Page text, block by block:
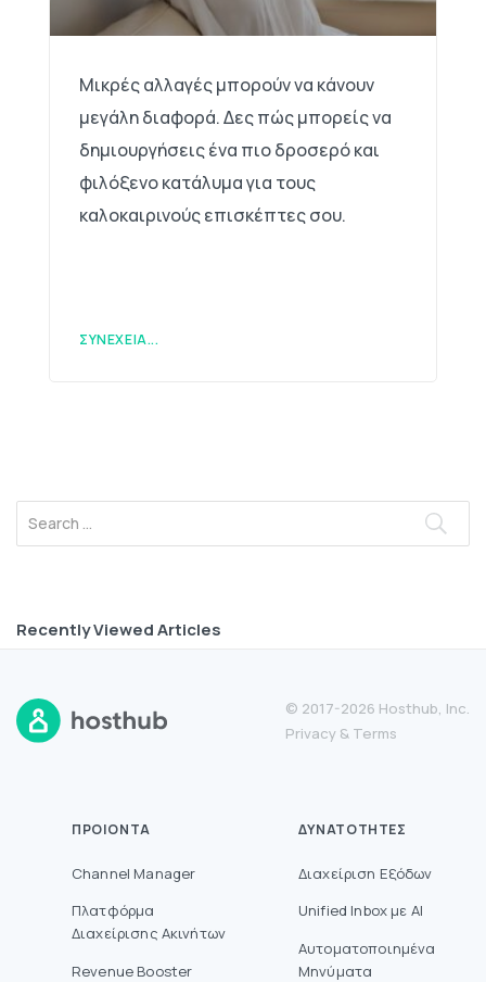
Μικρές αλλαγές μπορούν να κάνουν
μεγάλη διαφορά. Δες πώς μπορείς να
δημιουργήσεις ένα πιο δροσερό και
φιλόξενο κατάλυμα για τους
καλοκαιρινούς επισκέπτες σου.
ΣΥΝΈΧΕΙΑ...
Recently Viewed Articles
© 2017-2026 Hosthub, Inc.
Privacy & Terms
ΠΡΟΙΌΝΤΑ
Channel Manager
Πλατφόρμα
Διαχείρισης Ακινήτων
Revenue Booster
ΔΥΝΑΤΌΤΗΤΕΣ
Διαχείριση Εξόδων
Unified Inbox με AI
Αυτοματοποιημένα
Μηνύματα